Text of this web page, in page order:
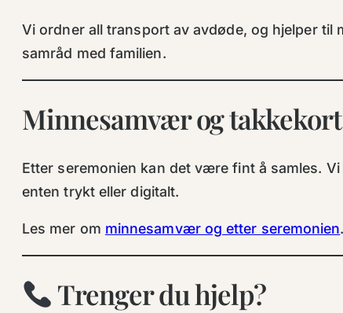
Vi ordner all transport av avdøde, og hjelper til
samråd med familien.
Minnesamvær og takkekort
Etter seremonien kan det være fint å samles.
enten trykt eller digitalt.
Les mer om minnesamvær og etter seremonien.
Trenger du hjelp?